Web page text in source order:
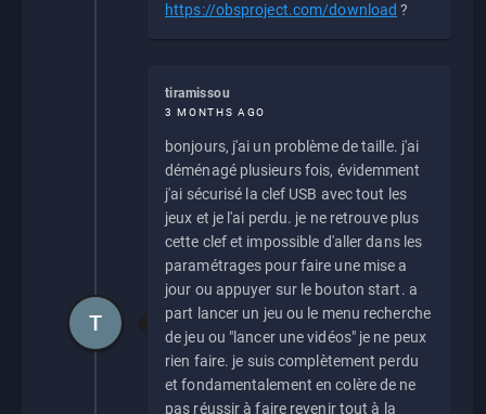
https://obsproject.com/download ?
tiramissou
3 MONTHS AGO
bonjours, j'ai un problème de taille. j'ai
déménagé plusieurs fois, évidemment
j'ai sécurisé la clef USB avec tout les
jeux et je l'ai perdu. je ne retrouve plus
cette clef et impossible d'aller dans les
paramétrages pour faire une mise a
jour ou appuyer sur le bouton start. a
part lancer un jeu ou le menu recherche
de jeu ou "lancer une vidéos" je ne peux
rien faire. je suis complètement perdu
et fondamentalement en colère de ne
pas réussir à faire revenir tout à la
T